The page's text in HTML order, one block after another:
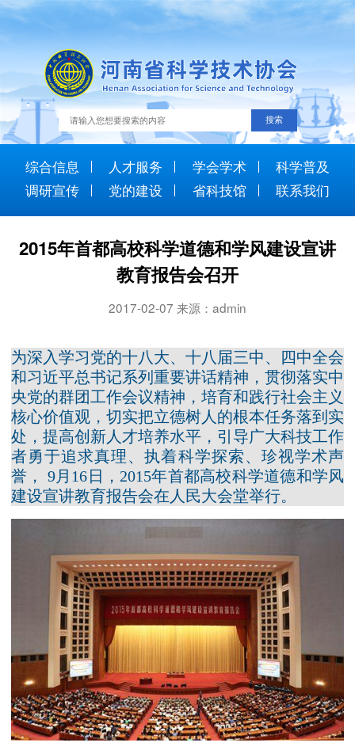
综合信息 人才服务 学会学术
科学普及
调研宣传
党的建设 省科技馆 联系我们
2015年首都高校科学道德和学风建设宣讲
教育报告会召开
2017-02-07 来源：admin
为深入学习党的十八大、十八届三中、四中全会
和习近平总书记系列重要讲话精神，贯彻落实中
央党的群团工作会议精神，培育和践行社会主义
核心价值观，切实把立德树人的根本任务落到实
处，提高创新人才培养水平，引导广大科技工作
者勇于追求真理、执着科学探索、珍视学术声
誉， 9月16日，2015年首都高校科学道德和学风
建设宣讲教育报告会在人民大会堂举行。